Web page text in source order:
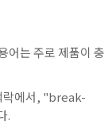
는 주로 제품이 충
락에서, "break-
.